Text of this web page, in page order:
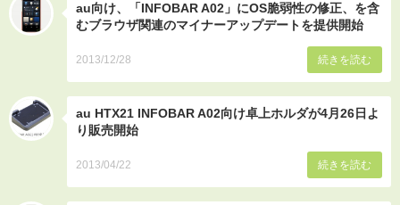
au向け、「INFOBAR A02」にOS脆弱性の修正、を含
むブラウザ関連のマイナーアップデートを提供開始
2013/12/28 続きを読む
au HTX21 INFOBAR A02向け卓上ホルダが4月26日よ
り販売開始
2013/04/22 続きを読む